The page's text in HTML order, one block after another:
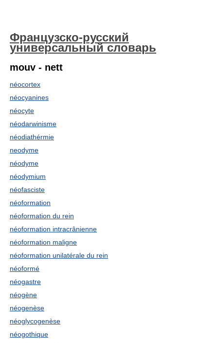
Французско-русский
универсальный словарь
mouv - nett
néocortex
néocyanines
néocyte
néodarwinisme
néodiathérmie
neodyme
néodyme
néodymium
néofasciste
néoformation
néoformation du rein
néoformation intracrânienne
néoformation maligne
néoformation unilatérale du rein
néoformé
néogastre
néogène
néogenèse
néoglycogenèse
néogothique